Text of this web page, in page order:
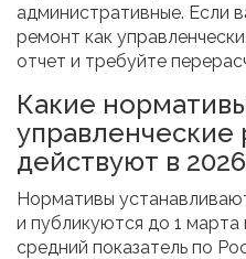
административные. Если
ремонт как
отчет и требуйте
Какие
управленческие
действуют в
Нормативы
и публикуются до 1
средний показатель по